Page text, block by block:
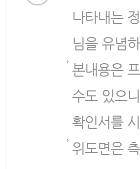
나타내는
님을 유념
본내용은
수도 있으
확인서를
위도면은